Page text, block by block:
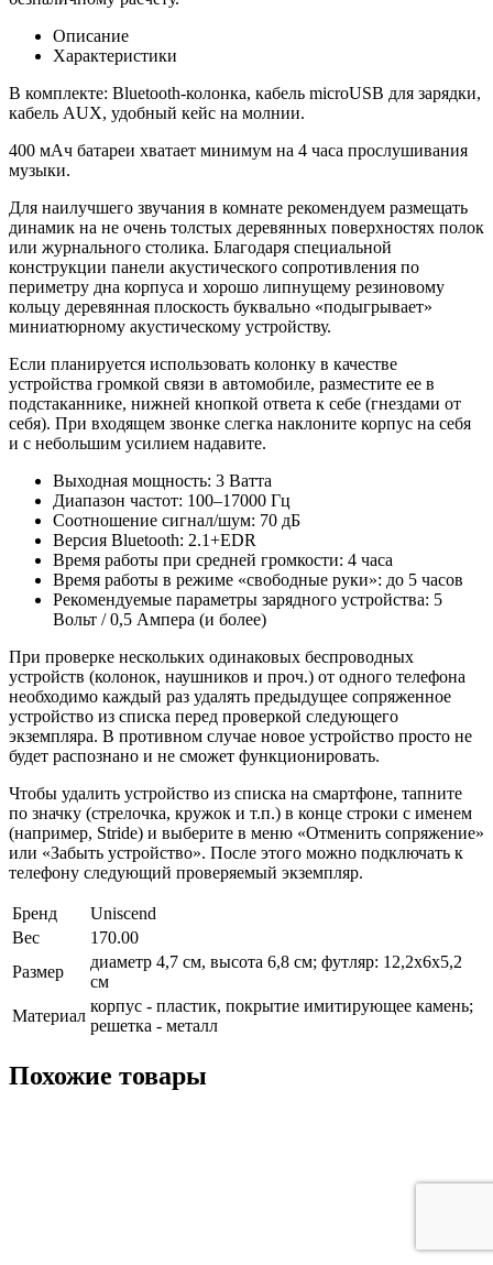
Описание
Характеристики
В комплекте: Bluetooth-колонка, кабель microUSB для зарядки,
кабель AUX, удобный кейс на молнии.
400 мАч батареи хватает минимум на 4 часа прослушивания
музыки.
Для наилучшего звучания в комнате рекомендуем размещать
динамик на не очень толстых деревянных поверхностях полок
или журнального столика. Благодаря специальной
конструкции панели акустического сопротивления по
периметру дна корпуса и хорошо липнущему резиновому
кольцу деревянная плоскость буквально «подыгрывает»
миниатюрному акустическому устройству.
Если планируется использовать колонку в качестве
устройства громкой связи в автомобиле, разместите ее в
подстаканнике, нижней кнопкой ответа к себе (гнездами от
себя). При входящем звонке слегка наклоните корпус на себя
и с небольшим усилием надавите.
Выходная мощность: 3 Ватта
Диапазон частот: 100–17000 Гц
Соотношение сигнал/шум: 70 дБ
Версия Bluetooth: 2.1+EDR
Время работы при средней громкости: 4 часа
Время работы в режиме «свободные руки»: до 5 часов
Рекомендуемые параметры зарядного устройства: 5
Вольт / 0,5 Ампера (и более)
При проверке нескольких одинаковых беспроводных
устройств (колонок, наушников и проч.) от одного телефона
необходимо каждый раз удалять предыдущее сопряженное
устройство из списка перед проверкой следующего
экземпляра. В противном случае новое устройство просто не
будет распознано и не сможет функционировать.
Чтобы удалить устройство из списка на смартфоне, тапните
по значку (стрелочка, кружок и т.п.) в конце строки с именем
(например, Stride) и выберите в меню «Отменить сопряжение»
или «Забыть устройство». После этого можно подключать к
телефону следующий проверяемый экземпляр.
Бренд
Uniscend
Вес
170.00
Размер
диаметр 4,7 см, высота 6,8 см; футляр: 12,2х6х5,2
см
Материал
корпус - пластик, покрытие имитирующее камень;
решетка - металл
Похожие товары